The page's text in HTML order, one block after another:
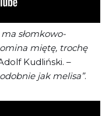
słomkowo-
miętę, trochę
Kudliński. –
jak melisa”.